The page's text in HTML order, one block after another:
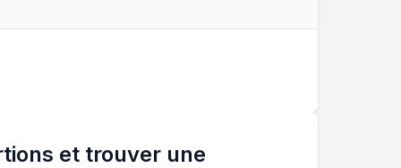
et trouver une